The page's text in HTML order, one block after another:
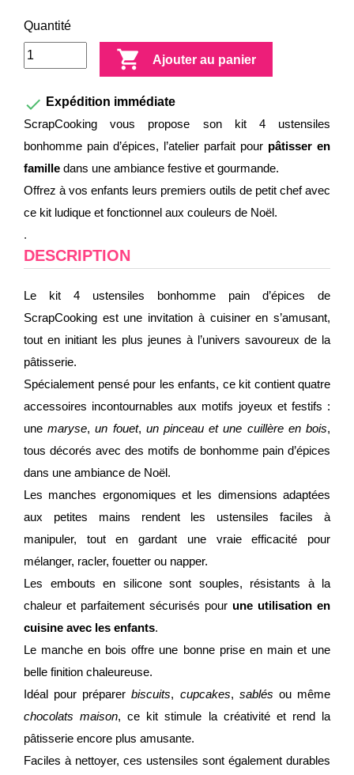
Quantité
 Ajouter au panier
 Expédition immédiate
ScrapCooking vous propose son kit 4 ustensiles
bonhomme pain d’épices, l’atelier parfait pour pâtisser en
famille dans une ambiance festive et gourmande.
Offrez à vos enfants leurs premiers outils de petit chef avec
ce kit ludique et fonctionnel aux couleurs de Noël.
.
DESCRIPTION
Le kit 4 ustensiles bonhomme pain d’épices de
ScrapCooking est une invitation à cuisiner en s’amusant,
tout en initiant les plus jeunes à l’univers savoureux de la
pâtisserie.
Spécialement pensé pour les enfants, ce kit contient quatre
accessoires incontournables aux motifs joyeux et festifs :
une maryse,un fouet, un pinceau et une cuillère en bois,
tous décorés avec des motifs de bonhomme pain d’épices
dans une ambiance de Noël.
Les manches ergonomiques et les dimensions adaptées
aux petites mains rendent les ustensiles faciles à
manipuler, tout en gardant une vraie efficacité pour
mélanger, racler, fouetter ou napper.
Les embouts en silicone sont souples, résistants à la
chaleur et parfaitement sécurisés pour une utilisation en
cuisine avec les enfants.
Le manche en bois offre une bonne prise en main et une
belle finition chaleureuse.
Idéal pour préparer biscuits, cupcakes, sablés ou même
chocolats maison, ce kit stimule la créativité et rend la
pâtisserie encore plus amusante.
Faciles à nettoyer, ces ustensiles sont également durables